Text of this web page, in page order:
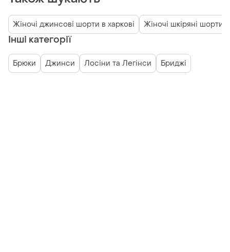
Жіночі джинсові шорти в харкові Жіночі шкіряні шорти в
Інші категорії
Брюки Джинси Лосіни та Легінси Бриджі